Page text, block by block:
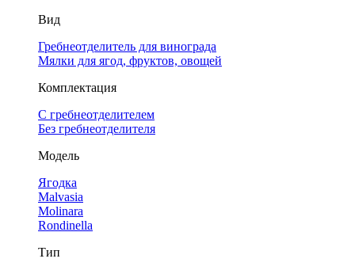
Вид
Гребнеотделитель для винограда
Мялки для ягод, фруктов, овощей
Комплектация
С гребнеотделителем
Без гребнеотделителя
Модель
Ягодка
Malvasia
Molinara
Rondinella
Тип